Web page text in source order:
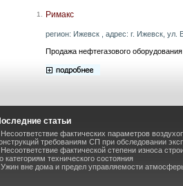
1. Римакс
регион: Ижевск , адрес: г. Ижевск,
Продажа нефтегазового
статьи
Несоответствие фактических параметров
требованиям СП при обследовании
Несоответствие фактической степени износа
категориям технического состояния
Ужин вне дома и предел управляемости